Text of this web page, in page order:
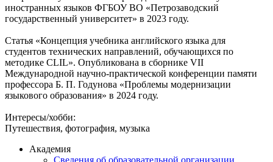
иностранных языков ФГБОУ ВО «Петрозаводский
государственный университет» в 2023 году.
Статья «Концепция учебника английского языка для
студентов технических направлений, обучающихся по
методике CLIL». Опубликована в сборнике VII
Международной научно-практической конференции памяти
профессора Б. П. Годунова «Проблемы модернизации
языкового образования» в 2024 году.
Интересы/хобби:
Путешествия, фотография, музыка
Академия
Сведения об образовательной организации